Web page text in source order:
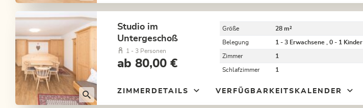
Studio im
Untergeschoß
1 - 3 Personen
ab 80,00 €
Größe 28 m²
Belegung 1 - 3 Erwachsene , 0 - 1 Kinder
Zimmer 1
Schlafzimmer 1
ZIMMERDETAILS VERFÜGBARKEITSKALENDER